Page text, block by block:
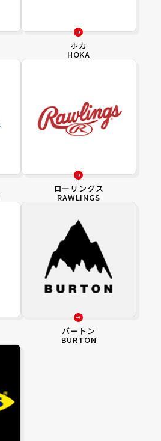
ホカ
HOKA
ローリングス
RAWLINGS
バートン
BURTON